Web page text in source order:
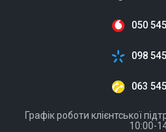
050
098
063
Графік роботи клієнтської
10:00-